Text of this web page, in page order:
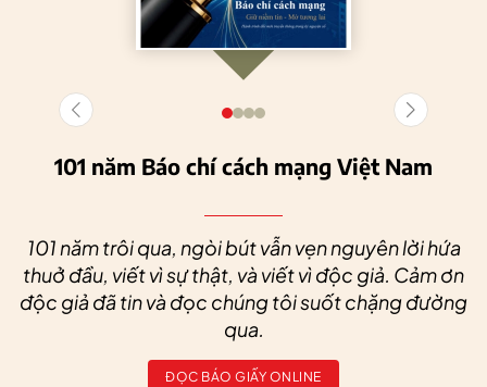
101 năm Báo chí cách mạng Việt Nam
101 năm trôi qua, ngòi bút vẫn vẹn nguyên lời hứa
thuở đầu, viết vì sự thật, và viết vì độc giả. Cảm ơn
độc giả đã tin và đọc chúng tôi suốt chặng đường
qua.
ĐỌC BÁO GIẤY ONLINE